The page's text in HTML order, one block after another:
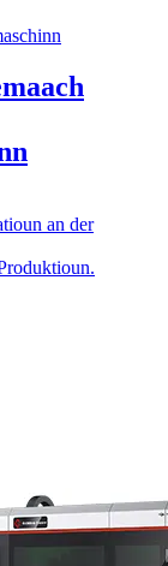
an der